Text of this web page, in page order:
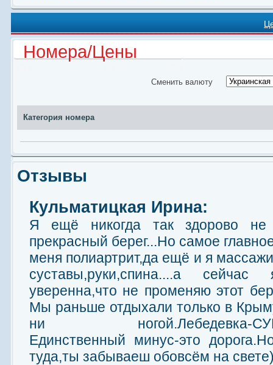
Номера/Цены
Сменить валюту
Категория номера
Отзывы
Кульматицкая Ирина:
Я ещё никогда так здорово не
прекрасный берег...Но самое
меня полиартрит,да ещё и я
суставы,руки,спина....а
уверенна,что не променяю этот
Мы раньше отдыхали только в
ни ногой.Лебедевка-
Единственный минус-это
туда,ты забываеш обовсём на